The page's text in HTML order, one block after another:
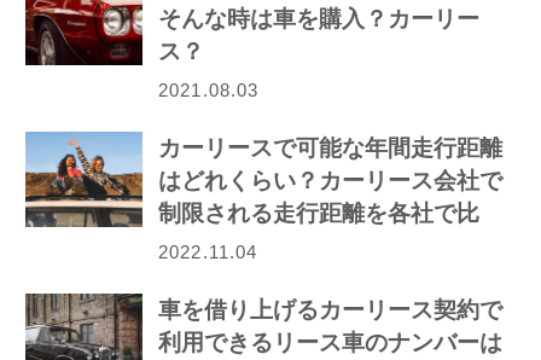
そんな時は車を購入？カーリー
ス？
2021.08.03
カーリースで可能な年間走行距離
はどれくらい？カーリース会社で
制限される走行距離を各社で比
較！
2022.11.04
車を借り上げるカーリース契約で
利用できるリース車のナンバーは